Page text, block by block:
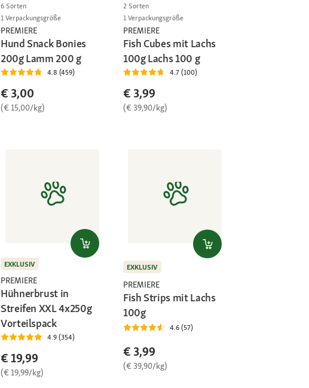
6 Sorten
1 Verpackungsgröße
PREMIERE
Hund Snack Bonies
200g Lamm 200 g
4.8 (459)
€ 3,00
(€ 15,00/kg)
2 Sorten
1 Verpackungsgröße
PREMIERE
Fish Cubes mit Lachs
100g Lachs 100 g
4.7 (100)
€ 3,99
(€ 39,90/kg)
EXKLUSIV
PREMIERE
Hühnerbrust in
Streifen XXL 4x250g
Vorteilspack
4.9 (354)
€ 19,99
(€ 19,99/kg)
EXKLUSIV
PREMIERE
Fish Strips mit Lachs
100g
4.6 (57)
€ 3,99
(€ 39,90/kg)